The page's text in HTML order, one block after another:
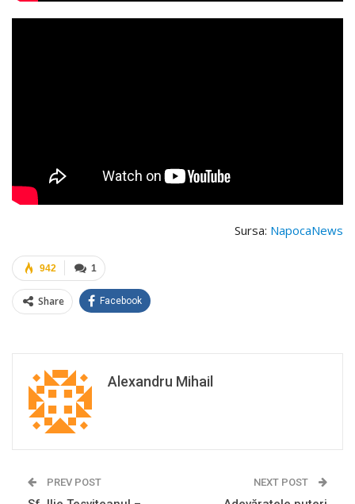
Sursa: NapocaNews
1
942
Share Facebook
Alexandru Mihail
PREV POST NEXT POST